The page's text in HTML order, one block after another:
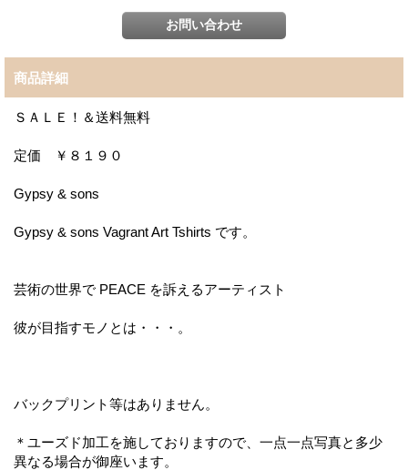
商品詳細
ＳＡＬＥ！＆送料無料
定価 ￥８１９０
Gypsy & sons
Gypsy & sons Vagrant Art Tshirts です。
芸術の世界で PEACE を訴えるアーティスト
彼が目指すモノとは・・・。
バックプリント等はありません。
＊ユーズド加工を施しておりますので、一点一点写真と多少
異なる場合が御座います。